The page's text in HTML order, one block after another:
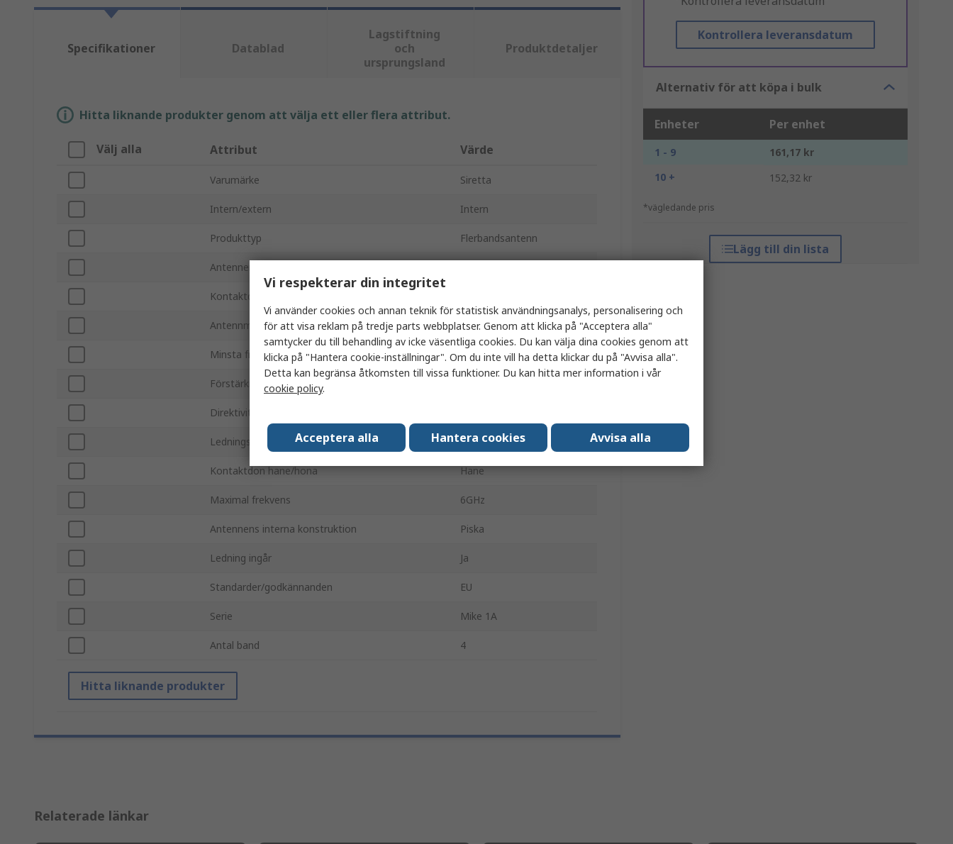
Kontrollera leveransdatum
Alternativ för att köpa i bulk
Enheter Per enhet
1 - 9
161,17 kr
10 +
152,32 kr
*vägledande pris
Lägg till din lista
Specifikationer Datablad
Lagstiftning
och
ursprungsland
Produktdetaljer
Hitta liknande produkter genom att välja ett eller flera attribut.
Välj alla Attribut Värde
Varumärke Siretta
Intern/extern Intern
Produkttyp Flerbandsantenn
Antennens fysiska form
Kontaktdonstyp
Antennmonteringstyp Magnetisk
Minsta frekvens 699MHz
Förstärkning
Direktivitet
Ledningslängd 1.2m
Kontaktdon hane/hona Hane
Maximal frekvens 6GHz
Antennens interna konstruktion Piska
Ledning ingår Ja
Standarder/godkännanden EU
Serie Mike 1A
Antal band 4
Hitta liknande produkter
Relaterade länkar
Vi respekterar din integritet
Vi använder cookies och annan teknik för statistisk användningsanalys, personalisering och
för att visa reklam på tredje parts webbplatser. Genom att klicka på "Acceptera alla"
samtycker du till behandling av icke väsentliga cookies. Du kan välja dina cookies genom att
klicka på "Hantera cookie-inställningar". Om du inte vill ha detta klickar du på "Avvisa alla".
Detta kan begränsa åtkomsten till vissa funktioner. Du kan hitta mer information i vår
cookie policy.
Acceptera alla Hantera cookies Avvisa alla